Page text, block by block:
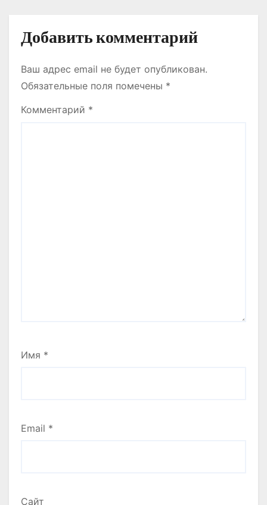
Добавить комментарий
Ваш адрес email не будет опубликован.
Обязательные поля помечены *
Комментарий *
Имя *
Email *
Сайт